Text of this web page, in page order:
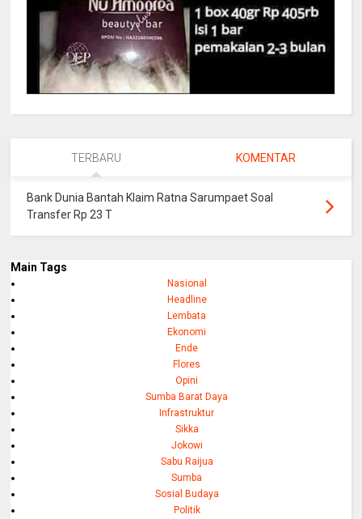
TERBARU KOMENTAR
Bank Dunia Bantah Klaim Ratna Sarumpaet Soal
Transfer Rp 23 T
Main Tags
Nasional
Headline
Lembata
Ekonomi
Ende
Flores
Opini
Sumba Barat Daya
Infrastruktur
Sikka
Jokowi
Sabu Raijua
Sumba
Sosial Budaya
Politik